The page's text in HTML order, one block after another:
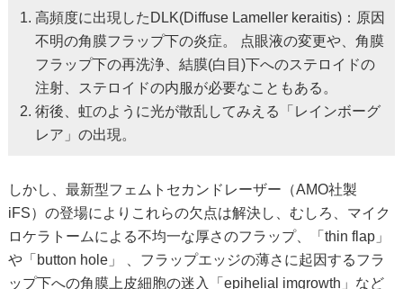
高頻度に出現したDLK(Diffuse Lameller keraitis)：原因
不明の角膜フラップ下の炎症。 点眼液の変更や、角膜
フラップ下の再洗浄、結膜(白目)下へのステロイドの
注射、ステロイドの内服が必要なこともある。
術後、虹のように光が散乱してみえる「レインボーグ
レア」の出現。
しかし、最新型フェムトセカンドレーザー（AMO社製
iFS）の登場によりこれらの欠点は解決し、むしろ、マイク
ロケラトームによる不均一な厚さのフラップ、「thin flap」
や「button hole」 、フラップエッジの薄さに起因するフラ
ップ下への角膜上皮細胞の迷入「epihelial imgrowth」など